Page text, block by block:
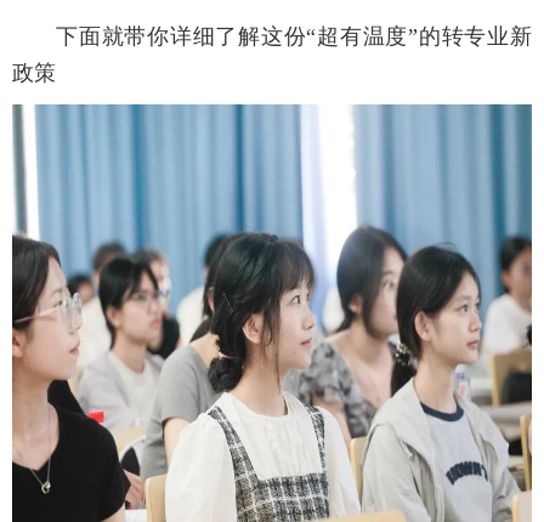
下面就带你详细了解这份“超有温度”的转专业新
政策